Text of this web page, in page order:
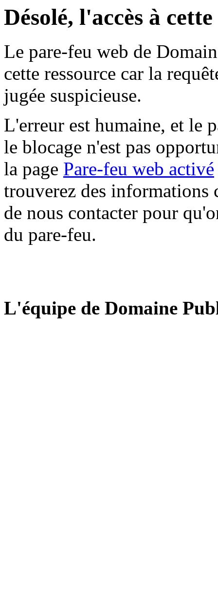
Désolé, l'accès à
Le pare-feu web de
cette ressource car la
jugée suspicieuse.
L'erreur est humaine, et le
le blocage n'est pas
la page Pare-feu web activé
trouverez des informations
de nous contacter pour
du pare-feu.
L'équipe de Domaine